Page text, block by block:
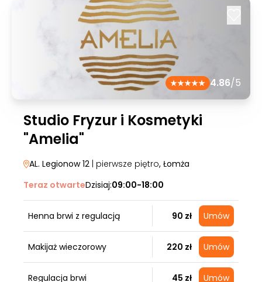
4.86/5
Studio Fryzur i Kosmetyki
"Amelia"
AL. Legionow 12 | pierwsze piętro, Łomża
Teraz otwarteDzisiaj:09:00-18:00
Henna brwi z regulacją 90 zł Umów
Makijaż wieczorowy 220 zł Umów
Regulacja brwi 45 zł Umów